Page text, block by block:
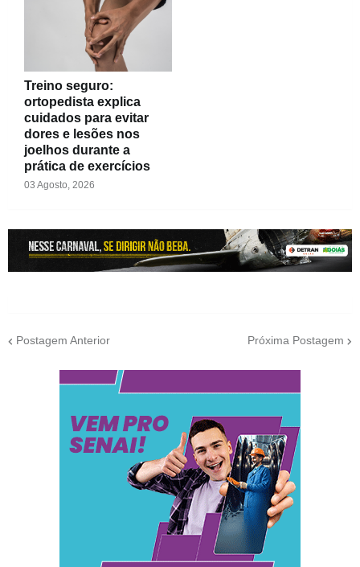
Treino seguro:
ortopedista explica
cuidados para evitar
dores e lesões nos
joelhos durante a
prática de exercícios
03 Agosto, 2026
Postagem Anterior Próxima Postagem